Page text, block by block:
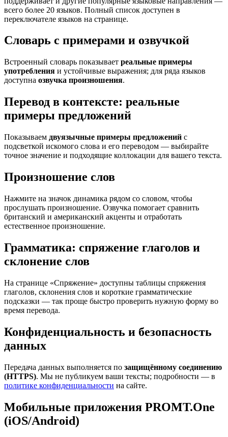
всего более 20 языков. Полный список доступен в
переключателе языков на странице.
Словарь с примерами и озвучкой
Встроенный словарь показывает реальные примеры
употребления и устойчивые выражения; для ряда языков
доступна озвучка произношения.
Перевод в контексте: реальные
примеры предложений
Показываем двуязычные примеры предложений с
подсветкой искомого слова и его переводом — выбирайте
точное значение и подходящие коллокации для вашего текста.
Произношение слов
Нажмите на значок динамика рядом со словом, чтобы
прослушать произношение. Озвучка помогает сравнить
британский и американский акценты и отработать
естественное произношение.
Грамматика: спряжение глаголов и
склонение слов
На странице «Спряжение» доступны таблицы спряжения
глаголов, склонения слов и короткие грамматические
подсказки — так проще быстро проверить нужную форму во
время перевода.
Конфиденциальность и безопасность
данных
Передача данных выполняется по защищённому соединению
(HTTPS). Мы не публикуем ваши тексты; подробности — в
политике конфиденциальности на сайте.
Мобильные приложения PROMT.One
(iOS/Android)